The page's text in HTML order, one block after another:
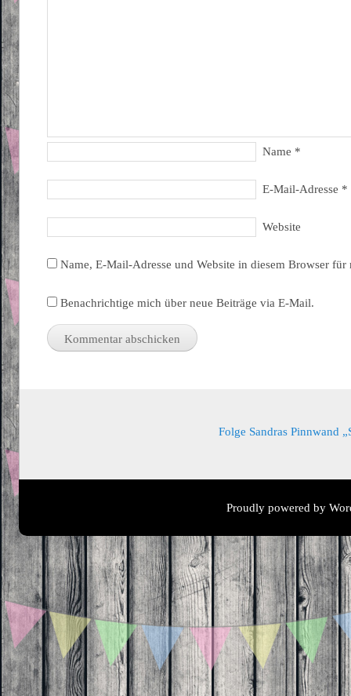
Name *
E-Mail-Adresse *
Website
Name, E-Mail-Adresse und Website in diesem Browser
Benachrichtige mich über neue Beiträge via E-Mail.
Folge Sandras Pinnwand
Proudly powered by